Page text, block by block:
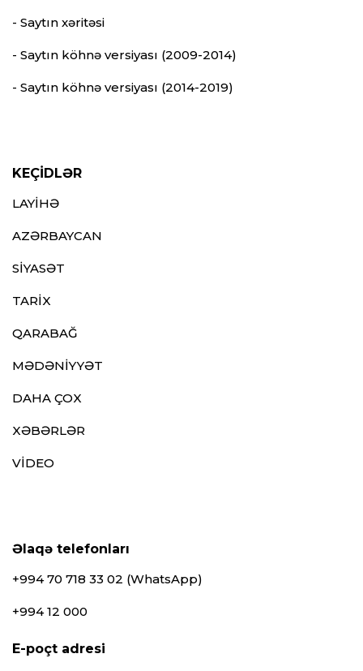
- Saytın xəritəsi
- Saytın köhnə versiyası (2009-2014)
- Saytın köhnə versiyası (2014-2019)
KEÇİDLƏR
LAYİHƏ
AZƏRBAYCAN
SİYASƏT
TARİX
QARABAĞ
MƏDƏNİYYƏT
DAHA ÇOX
XƏBƏRLƏR
VİDEO
Əlaqə telefonları
+994 70 718 33 02 (WhatsApp)
+994 12 000
E-poçt adresi